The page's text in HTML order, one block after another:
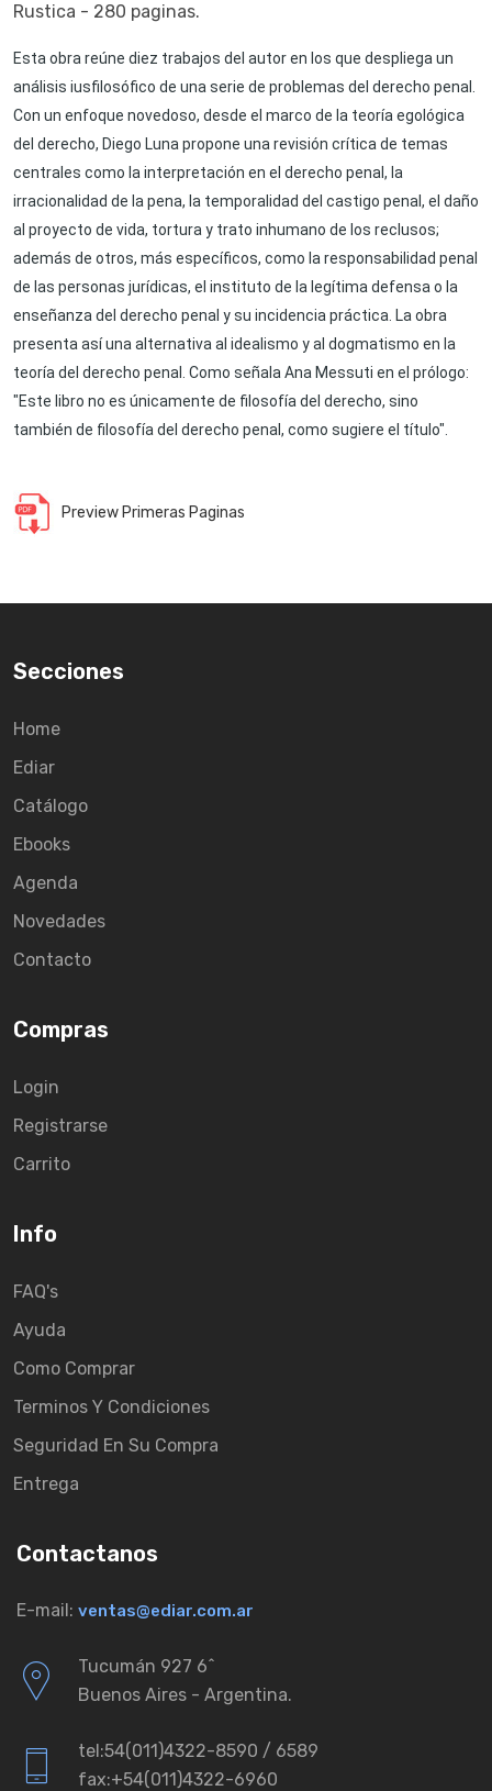
Rustica - 280 paginas.
Esta obra reúne diez trabajos del autor en los que despliega un
análisis iusfilosófico de una serie de problemas del derecho penal.
Con un enfoque novedoso, desde el marco de la teoría egológica
del derecho, Diego Luna propone una revisión crítica de temas
centrales como la interpretación en el derecho penal, la
irracionalidad de la pena, la temporalidad del castigo penal, el daño
al proyecto de vida, tortura y trato inhumano de los reclusos;
además de otros, más específicos, como la responsabilidad penal
de las personas jurídicas, el instituto de la legítima defensa o la
enseñanza del derecho penal y su incidencia práctica. La obra
presenta así una alternativa al idealismo y al dogmatismo en la
teoría del derecho penal. Como señala Ana Messuti en el prólogo:
"Este libro no es únicamente de filosofía del derecho, sino
también de filosofía del derecho penal, como sugiere el título".
Preview Primeras Paginas
Secciones
Home
Ediar
Catálogo
Ebooks
Agenda
Novedades
Contacto
Compras
Login
Registrarse
Carrito
Info
FAQ's
Ayuda
Como Comprar
Terminos Y Condiciones
Seguridad En Su Compra
Entrega
Contactanos
E-mail: ventas@ediar.com.ar
Tucumán 927 6ˆ
Buenos Aires - Argentina.
tel:54(011)4322-8590 / 6589
fax:+54(011)4322-6960